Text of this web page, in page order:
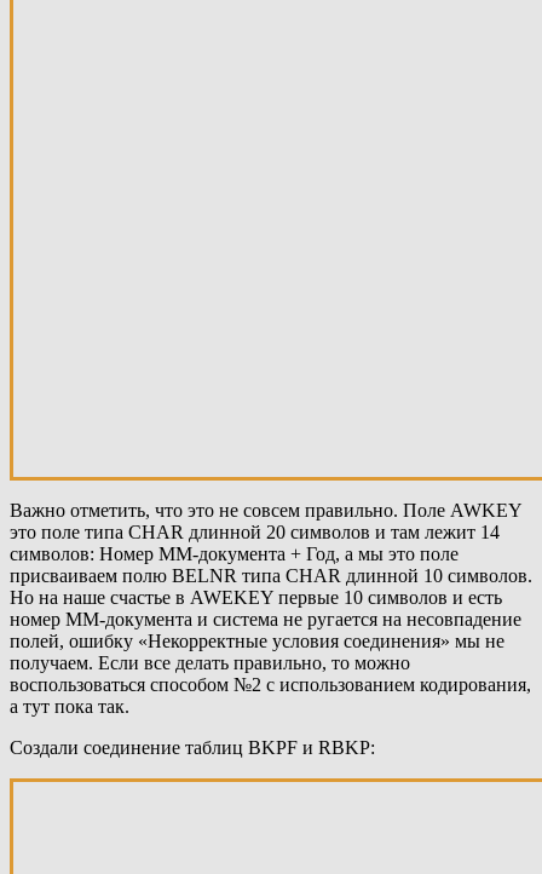
Важно отметить, что это не совсем правильно. Поле AWKEY
это поле типа CHAR длинной 20 символов и там лежит 14
символов: Номер MM-документа + Год, а мы это поле
присваиваем полю BELNR типа CHAR длинной 10 символов.
Но на наше счастье в AWEKEY первые 10 символов и есть
номер MM-документа и система не ругается на несовпадение
полей, ошибку «Некорректные условия соединения» мы не
получаем. Если все делать правильно, то можно
воспользоваться способом №2 с использованием кодирования,
а тут пока так.
Создали соединение таблиц BKPF и RBKP: